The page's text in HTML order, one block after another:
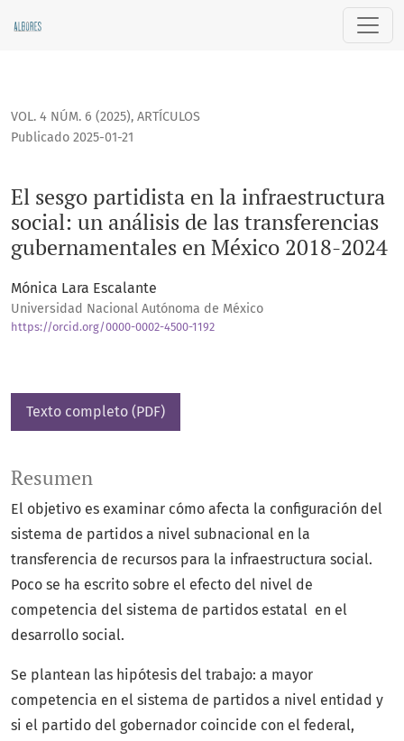
El sesgo partidista en la infraestructura social: un análisis
VOL. 4 NÚM. 6 (2025), ARTÍCULOS
El sesgo partidista en la infraestructura
social: un análisis de las transferencias
gubernamentales en México 2018-2024
Publicado 2025-01-21
Mónica Lara Escalante
Universidad Nacional Autónoma de México
https://orcid.org/0000-0002-4500-1192
Texto completo (PDF)
Resumen
El objetivo es examinar cómo afecta la configuración del
sistema de partidos a nivel subnacional en la
transferencia de recursos para la infraestructura social.
Poco se ha escrito sobre el efecto del nivel de
competencia del sistema de partidos estatal en el
desarrollo social.
Se plantean las hipótesis del trabajo: a mayor
competencia en el sistema de partidos a nivel entidad y
si el partido del gobernador coincide con el federal,